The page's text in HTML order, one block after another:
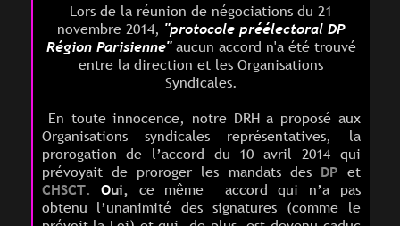
Lors de la réunion de négociations du 21
novembre 2014, "protocole préélectoral DP
Région Parisienne"aucun accord n'a été trouvé
entre la direction et les Organisations
Syndicales.
En toute innocence, notre DRH a proposé aux
Organisations syndicales représentatives, la
prorogation de l’accord du 10 avril 2014 qui
prévoyait de proroger les mandats des DP et
CHSCT. Oui, ce même accord qui n’a pas
obtenu l’unanimité des signatures (comme le